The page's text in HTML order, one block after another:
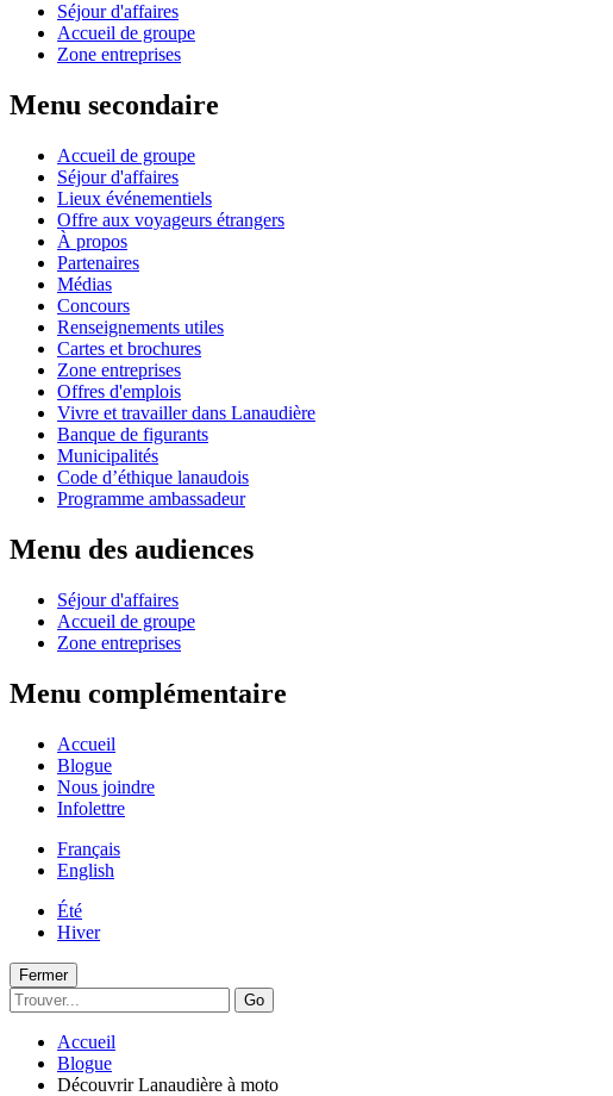
Séjour d'affaires
Accueil de groupe
Zone entreprises
Menu secondaire
Accueil de groupe
Séjour d'affaires
Lieux événementiels
Offre aux voyageurs étrangers
À propos
Partenaires
Médias
Concours
Renseignements utiles
Cartes et brochures
Zone entreprises
Offres d'emplois
Vivre et travailler dans Lanaudière
Banque de figurants
Municipalités
Code d’éthique lanaudois
Programme ambassadeur
Menu des audiences
Séjour d'affaires
Accueil de groupe
Zone entreprises
Menu complémentaire
Accueil
Blogue
Nous joindre
Infolettre
Français
English
Été
Hiver
Fermer
Go
Accueil
Blogue
Découvrir Lanaudière à moto